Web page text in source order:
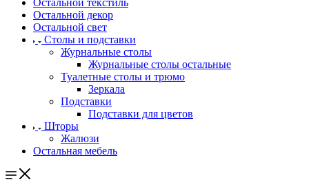
Остальной текстиль
Остальной декор
Остальной свет
Столы и подставки
Журнальные столы
Журнальные столы остальные
Туалетные столы и трюмо
Зеркала
Подставки
Подставки для цветов
Шторы
Жалюзи
Остальная мебель